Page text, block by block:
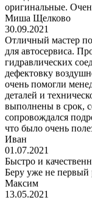
оригинальные.
Миша Щелково
30.09.2021
Отличный мастер
для автосервиса.
гидравлических
дефектовку
очень помогли
деталей и
выполнены в срок,
сопровождался
что было очень
Иван
01.07.2021
Быстро и
Беру уже не первый
Максим
13.05.2021